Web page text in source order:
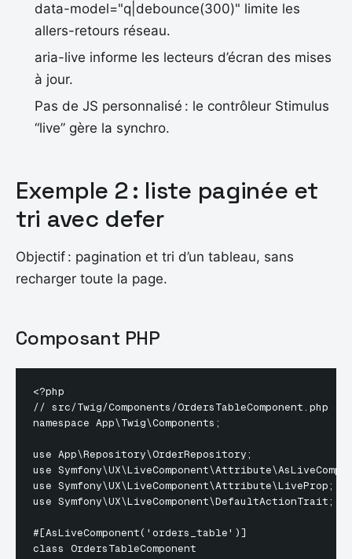
data-model="q|debounce(300)" limite les
allers-retours réseau.
aria-live informe les lecteurs d’écran des mises
à jour.
Pas de JS personnalisé : le contrôleur Stimulus
“live” gère la synchro.
Exemple 2 : liste paginée et
tri avec defer
Objectif : pagination et tri d’un tableau, sans
recharger toute la page.
Composant PHP
<?php
// src/Twig/Components/OrdersTableComponent.php
namespace App\Twig\Components;
use App\Repository\OrderRepository;
use
use Symfony\UX\LiveComponent\Attribute\LiveProp;
use Symfony\UX\LiveComponent\DefaultActionTrait;
#[AsLiveComponent('orders_table')]
class OrdersTableComponent